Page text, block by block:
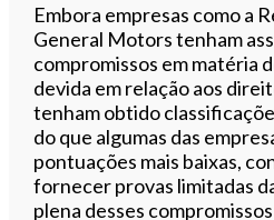
Embora empresas como a
General Motors tenham
compromissos em matéria
devida em relação aos
tenham obtido
do que algumas das
pontuações mais baixas,
fornecer provas limitadas
plena desses